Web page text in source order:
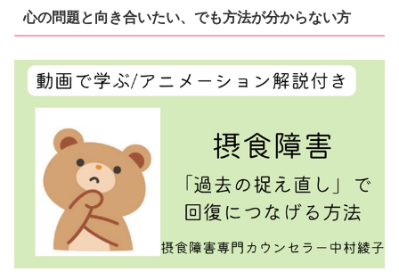
心の問題と向き合いたい、でも方法が分からない方